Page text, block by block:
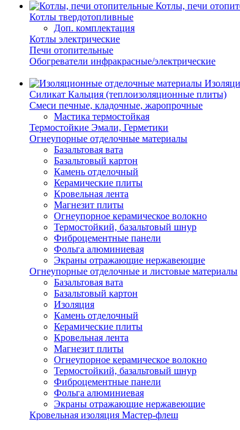
Котлы, печи
Котлы твердотопливные
Доп. комплектация
Котлы электрические
Печи отопительные
Обогреватели инфракрасные/электрические
Силикат Кальция (теплоизоляционные плиты)
Смеси печные, кладочные, жаропрочные
Мастика термостойкая
Термостойкие Эмали, Герметики
Огнеупорные отделочные материалы
Базальтовая вата
Базальтовый картон
Камень отделочный
Керамические плиты
Кровельная лента
Магнезит плиты
Огнеупорное керамическое волокно
Термостойкий, базальтовый шнур
Фиброцементные панели
Фольга алюминиевая
Экраны отражающие нержавеющие
Огнеупорные отделочные и листовые материалы
Базальтовая вата
Базальтовый картон
Изоляция
Камень отделочный
Керамические плиты
Кровельная лента
Магнезит плиты
Огнеупорное керамическое волокно
Термостойкий, базальтовый шнур
Фиброцементные панели
Фольга алюминиевая
Экраны отражающие нержавеющие
Кровельная изоляция Мастер-флеш